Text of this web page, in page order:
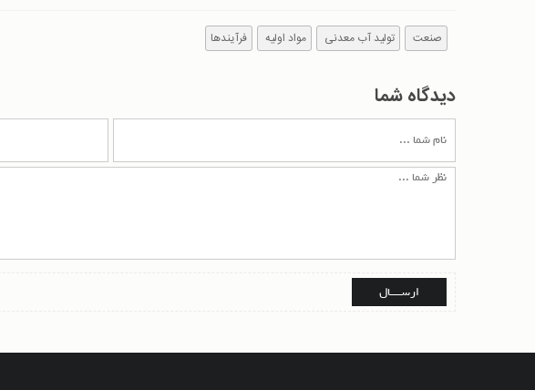
صنعت تولید آب معدنی مواد اولیه فرآیندها
دیدگاه شما